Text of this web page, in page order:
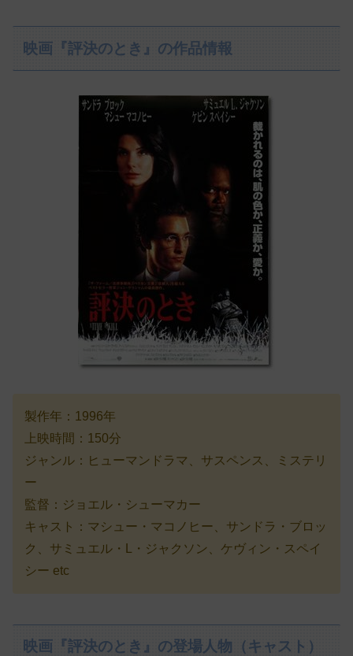
映画『評決のとき』の作品情報
製作年：1996年
上映時間：150分
ジャンル：ヒューマンドラマ、サスペンス、ミステリ
ー
監督：ジョエル・シューマカー
キャスト：マシュー・マコノヒー、サンドラ・ブロッ
ク、サミュエル・L・ジャクソン、ケヴィン・スペイ
シー etc
映画『評決のとき』の登場人物（キャスト）